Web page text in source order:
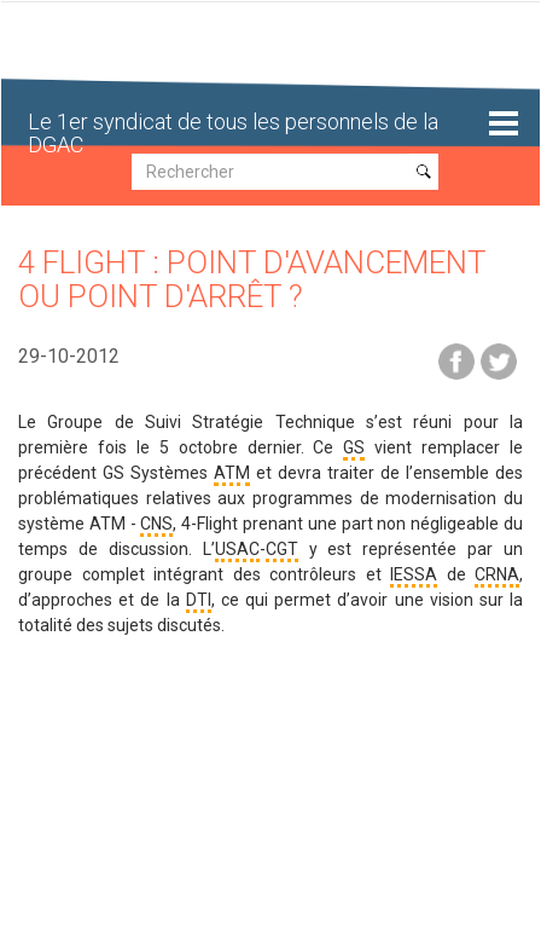
Le 1er syndicat de tous les personnels de la
DGAC
Recherche
Recherche
4 FLIGHT : POINT D'AVANCEMENT
OU POINT D'ARRÊT ?
29-10-2012
Le Groupe de Suivi Stratégie Technique s’est réuni pour la
première fois le 5 octobre dernier. CeGS vient remplacer le
précédent GS Systèmes ATM et devra traiter de l’ensemble des
problématiques relatives aux programmes de modernisation du
système ATM -CNS, 4-Flight prenant une part non négligeable du
temps de discussion. L’USAC-CGTy est représentée par un
groupe complet intégrant des contrôleurs et
IESSA de CRNA,
d’approches et de la DTI, ce qui permet d’avoir une vision sur la
totalité des sujets discutés.